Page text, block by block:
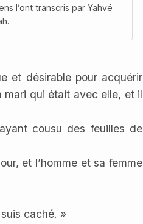
l’ont transcris par Yahvé
et désirable pour acquérir
mari qui était avec elle, et il
cousu des feuilles de
et l’homme et sa femme
caché. »